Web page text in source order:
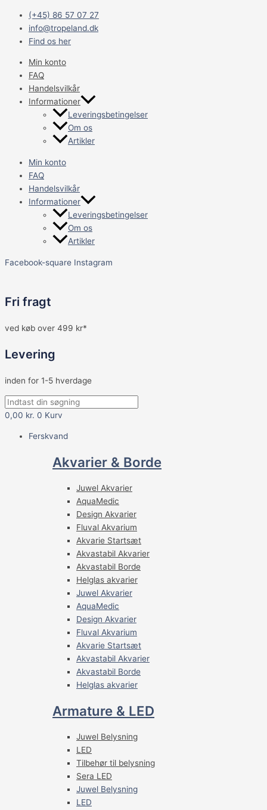
indholdet
(+45) 86 57 07 27
info@tropeland.dk
Find os her
Min konto
FAQ
Handelsvilkår
Informationer
Leveringsbetingelser
Om os
Artikler
Min konto
FAQ
Handelsvilkår
Informationer
Leveringsbetingelser
Om os
Artikler
Facebook-square Instagram
Fri fragt
ved køb over 499 kr*
Levering
inden for 1-5 hverdage
0,00 kr. 0 Kurv
Menu
Ferskvand
Akvarier & Borde
Juwel Akvarier
AquaMedic
Design Akvarier
Fluval Akvarium
Akvarie Startsæt
Akvastabil Akvarier
Akvastabil Borde
Helglas akvarier
Juwel Akvarier
AquaMedic
Design Akvarier
Fluval Akvarium
Akvarie Startsæt
Akvastabil Akvarier
Akvastabil Borde
Helglas akvarier
Armature & LED
Juwel Belysning
LED
Tilbehør til belysning
Sera LED
Juwel Belysning
LED
Farm
Grainless
Health
Mix
Marsvinefoder
600g
antal